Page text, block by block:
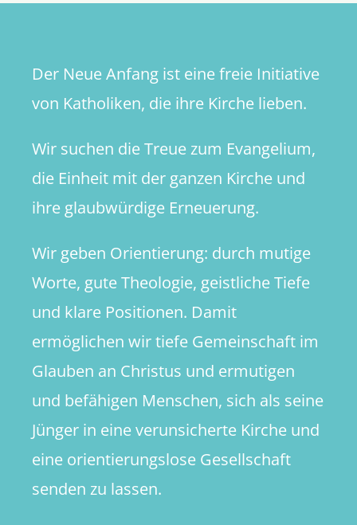
nicht“
Der Neue Anfang ist eine freie Initiative
von Katholiken, die ihre Kirche lieben.
Wir suchen die Treue zum Evangelium,
die Einheit mit der ganzen Kirche und
ihre glaubwürdige Erneuerung.
Wir geben Orientierung: durch mutige
Worte, gute Theologie, geistliche Tiefe
und klare Positionen. Damit
ermöglichen wir tiefe Gemeinschaft im
Glauben an Christus und ermutigen
und befähigen Menschen, sich als seine
Jünger in eine verunsicherte Kirche und
eine orientierungslose Gesellschaft
senden zu lassen.